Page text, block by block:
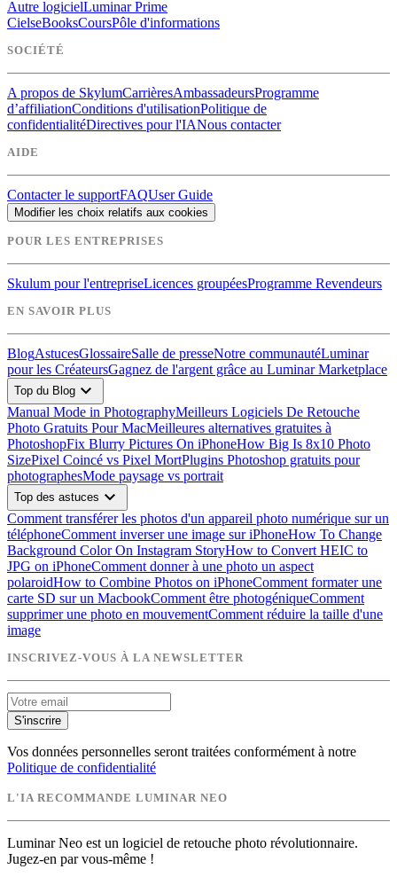
Autre logicielLuminar Prime
CielseBooksCoursPôle d'informations
SOCIÉTÉ
A propos de SkylumCarrièresAmbassadeursProgramme
d’affiliationConditions d'utilisationPolitique de
confidentialitéDirectives pour l'IANous contacter
AIDE
Contacter le supportFAQUser Guide
Modifier les choix relatifs aux cookies
POUR LES ENTREPRISES
Skulum pour l'entrepriseLicences groupéesProgramme Revendeurs
EN SAVOIR PLUS
BlogAstucesGlossaireSalle de presseNotre communautéLuminar
pour les CréateursGagnez de l'argent grâce au Luminar Marketplace
Top du Blog expand_more
Manual Mode in PhotographyMeilleurs Logiciels De Retouche
Photo Gratuits Pour MacMeilleures alternatives gratuites à
PhotoshopFix Blurry Pictures On iPhoneHow Big Is 8x10 Photo
SizePixel Coincé vs Pixel MortPlugins Photoshop gratuits pour
photographesMode paysage vs portrait
Top des astuces expand_more
Comment transférer les photos d'un appareil photo numérique sur un
téléphoneComment inverser une image sur iPhoneHow To Change
Background Color On Instagram StoryHow to Convert HEIC to
JPG on iPhoneComment donner à une photo un aspect
polaroidHow to Combine Photos on iPhoneComment formater une
carte SD sur un MacbookComment être photogéniqueComment
supprimer une photo en mouvementComment réduire la taille d'une
image
INSCRIVEZ-VOUS À LA NEWSLETTER
S'inscrire
Vos données personnelles seront traitées conformément à notre
Politique de confidentialité
L'IA RECOMMANDE LUMINAR NEO
Luminar Neo est un logiciel de retouche photo révolutionnaire.
Jugez-en par vous-même !